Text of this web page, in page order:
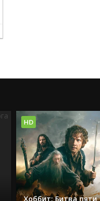
Хоббит: Битва пяти
HD